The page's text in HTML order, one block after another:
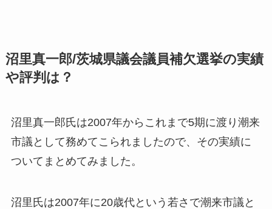
沼里真一郎/茨城県議会議員補欠選挙の実績
や評判は？
沼里真一郎氏は2007年からこれまで5期に渡り潮来
市議として務めてこられましたので、その実績に
ついてまとめてみました。
沼里氏は2007年に20歳代という若さで潮来市議と